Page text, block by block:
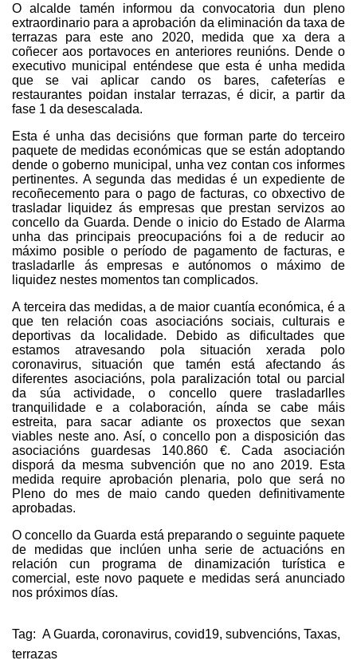
O alcalde tamén informou da convocatoria dun pleno
extraordinario para a aprobación da eliminación da taxa de
terrazas para este ano 2020, medida que xa dera a
coñecer aos portavoces en anteriores reunións. Dende o
executivo municipal enténdese que esta é unha medida
que se vai aplicar cando os bares, cafeterías e
restaurantes poidan instalar terrazas, é dicir, a partir da
fase 1 da desescalada.
Esta é unha das decisións que forman parte do terceiro
paquete de medidas económicas que se están adoptando
dende o goberno municipal, unha vez contan cos informes
pertinentes. A segunda das medidas é un expediente de
recoñecemento para o pago de facturas, co obxectivo de
trasladar liquidez ás empresas que prestan servizos ao
concello da Guarda. Dende o inicio do Estado de Alarma
unha das principais preocupacións foi a de reducir ao
máximo posible o período de pagamento de facturas, e
trasladarlle ás empresas e autónomos o máximo de
liquidez nestes momentos tan complicados.
A terceira das medidas, a de maior cuantía económica, é a
que ten relación coas asociacións sociais, culturais e
deportivas da localidade. Debido as dificultades que
estamos atravesando pola situación xerada polo
coronavirus, situación que tamén está afectando ás
diferentes asociacións, pola paralización total ou parcial
da súa actividade, o concello quere trasladarlles
tranquilidade e a colaboración, aínda se cabe máis
estreita, para sacar adiante os proxectos que sexan
viables neste ano. Así, o concello pon a disposición das
asociacións guardesas 140.860 €. Cada asociación
disporá da mesma subvención que no ano 2019. Esta
medida require aprobación plenaria, polo que será no
Pleno do mes de maio cando queden definitivamente
aprobadas.
O concello da Guarda está preparando o seguinte paquete
de medidas que inclúen unha serie de actuacións en
relación cun programa de dinamización turística e
comercial, este novo paquete e medidas será anunciado
nos próximos días.
Tag: A Guarda, coronavirus, covid19, subvencións, Taxas,
terrazas